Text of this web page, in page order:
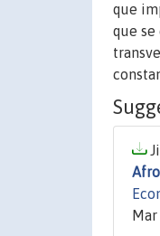
que
que